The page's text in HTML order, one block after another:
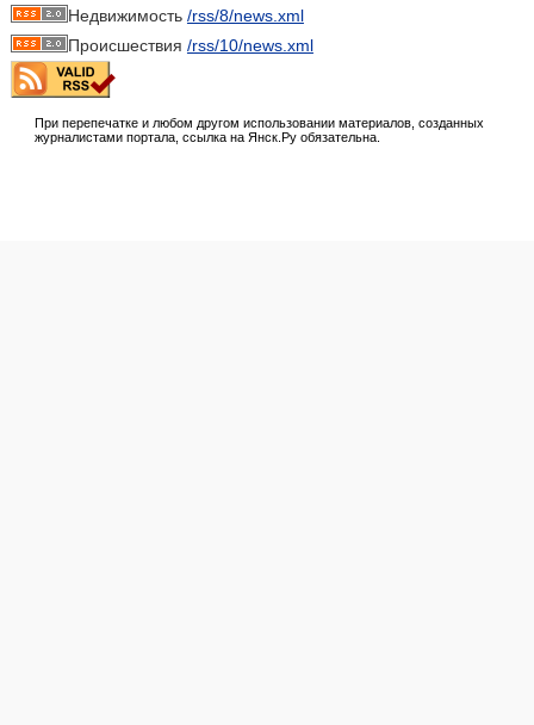
Недвижимость /rss/8/news.xml
Происшествия /rss/10/news.xml
При перепечатке и любом другом использовании материалов, созданных
журналистами портала, ссылка на Янск.Ру обязательна.